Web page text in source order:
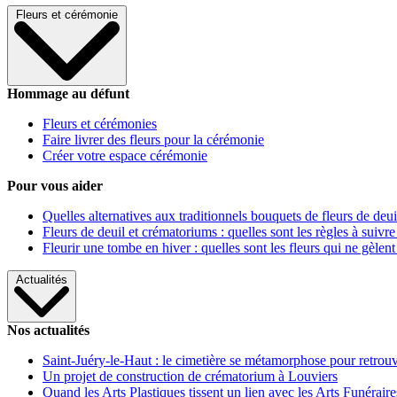
Fleurs et cérémonie
Hommage au défunt
Fleurs et cérémonies
Faire livrer des fleurs pour la cérémonie
Créer votre espace cérémonie
Pour vous aider
Quelles alternatives aux traditionnels bouquets de fleurs de
Fleurs de deuil et crématoriums : quelles sont les règles à
Fleurir une tombe en hiver : quelles sont les fleurs qui ne gèlent
Actualités
Nos actualités
Saint-Juéry-le-Haut : le cimetière se métamorphose pour
Un projet de construction de crématorium à Louviers
Quand les Arts Plastiques tissent un lien avec les Arts